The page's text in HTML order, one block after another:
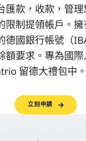
匯款，收款，管
限制提領帳戶。
德國銀行帳號（
額要求。專為國
留德大禮包中。
立刻申請